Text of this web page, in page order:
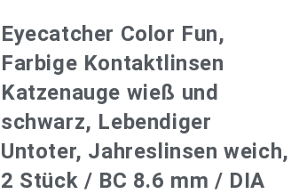
Eyecatcher Color Fun,
Farbige Kontaktlinsen
Katzenauge wieß und
schwarz, Lebendiger
Untoter, Jahreslinsen weich,
2 Stück / BC 8.6 mm / DIA